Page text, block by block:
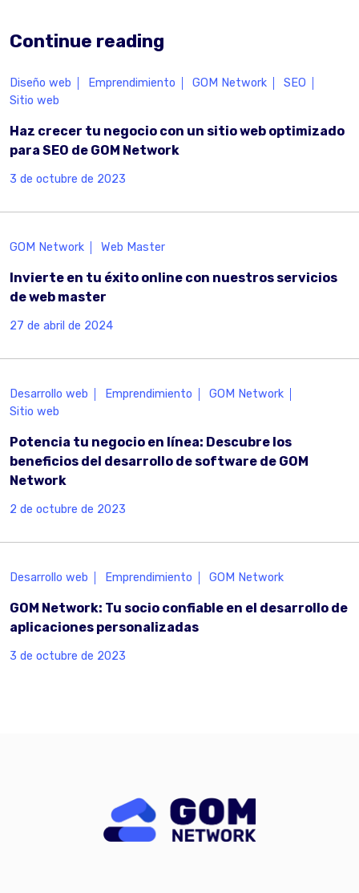
Continue reading
Diseño web Emprendimiento GOM Network
SEO
Sitio web
Haz crecer tu negocio con un sitio web optimizado
para SEO de GOM Network
3 de octubre de 2023
GOM Network Web Master
Invierte en tu éxito online con nuestros servicios
de web master
27 de abril de 2024
Desarrollo web Emprendimiento
GOM Network
Sitio web
Potencia tu negocio en línea: Descubre los
beneficios del desarrollo de software de GOM
Network
2 de octubre de 2023
Desarrollo web Emprendimiento GOM Network
GOM Network: Tu socio confiable en el desarrollo de
aplicaciones personalizadas
3 de octubre de 2023